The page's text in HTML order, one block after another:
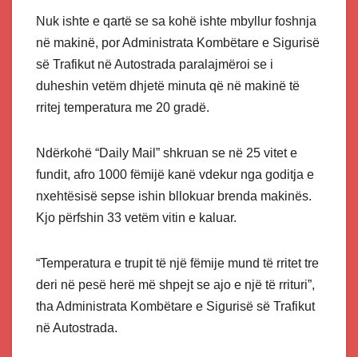
Nuk ishte e qartë se sa kohë ishte mbyllur foshnja
në makinë, por Administrata Kombëtare e Sigurisë
së Trafikut në Autostrada paralajmëroi se i
duheshin vetëm dhjetë minuta që në makinë të
rritej temperatura me 20 gradë.
Ndërkohë “Daily Mail” shkruan se në 25 vitet e
fundit, afro 1000 fëmijë kanë vdekur nga goditja e
nxehtësisë sepse ishin bllokuar brenda makinës.
Kjo përfshin 33 vetëm vitin e kaluar.
“Temperatura e trupit të një fëmije mund të rritet tre
deri në pesë herë më shpejt se ajo e një të rrituri”,
tha Administrata Kombëtare e Sigurisë së Trafikut
në Autostrada.